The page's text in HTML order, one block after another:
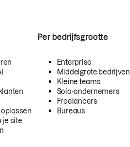
je site
Per bedrijfsgrootte
Enterprise
Middelgrote bedrijven
Kleine teams
Solo-ondernemers
Freelancers
Bureaus